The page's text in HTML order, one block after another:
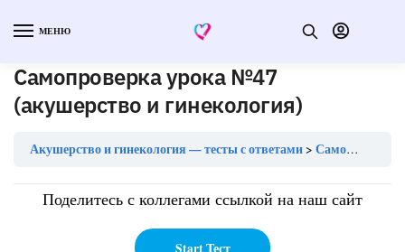
МЕНЮ
Самопроверка урока №47
(акушерство и гинекология)
Акушерство и гинекология — тесты с ответами Самопроверка урока №47 (акушерство и гинекология)
Поделитесь с коллегами ссылкой на наш сайт